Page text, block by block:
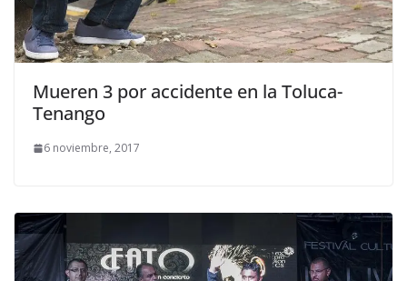
Mueren 3 por accidente en la Toluca-
Tenango
6 noviembre, 2017